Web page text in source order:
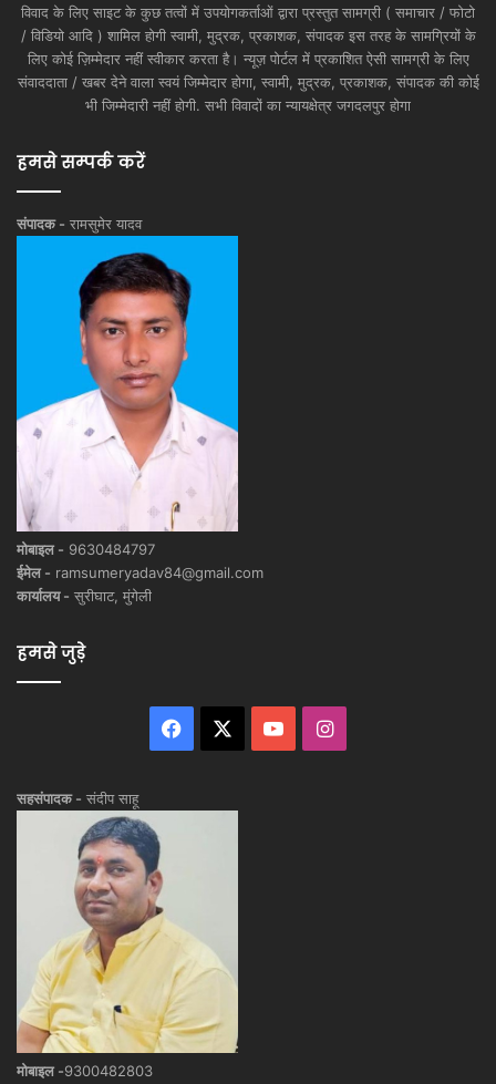
विवाद के लिए साइट के कुछ तत्वों में उपयोगकर्ताओं द्वारा प्रस्तुत सामग्री ( समाचार / फोटो
/ विडियो आदि ) शामिल होगी स्वामी, मुद्रक, प्रकाशक, संपादक इस तरह के सामग्रियों के
लिए कोई ज़िम्मेदार नहीं स्वीकार करता है। न्यूज़ पोर्टल में प्रकाशित ऐसी सामग्री के लिए
संवाददाता / खबर देने वाला स्वयं जिम्मेदार होगा, स्वामी, मुद्रक, प्रकाशक, संपादक की कोई
भी जिम्मेदारी नहीं होगी. सभी विवादों का न्यायक्षेत्र जगदलपुर होगा
हमसे सम्पर्क करें
संपादक - रामसुमेर यादव
मोबाइल - 9630484797
ईमेल - ramsumeryadav84@gmail.com
कार्यालय - सुरीघाट, मुंगेली
हमसे जुड़े
Facebook YouTubeInstagram
सहसंपादक - संदीप साहू
मोबाइल -9300482803